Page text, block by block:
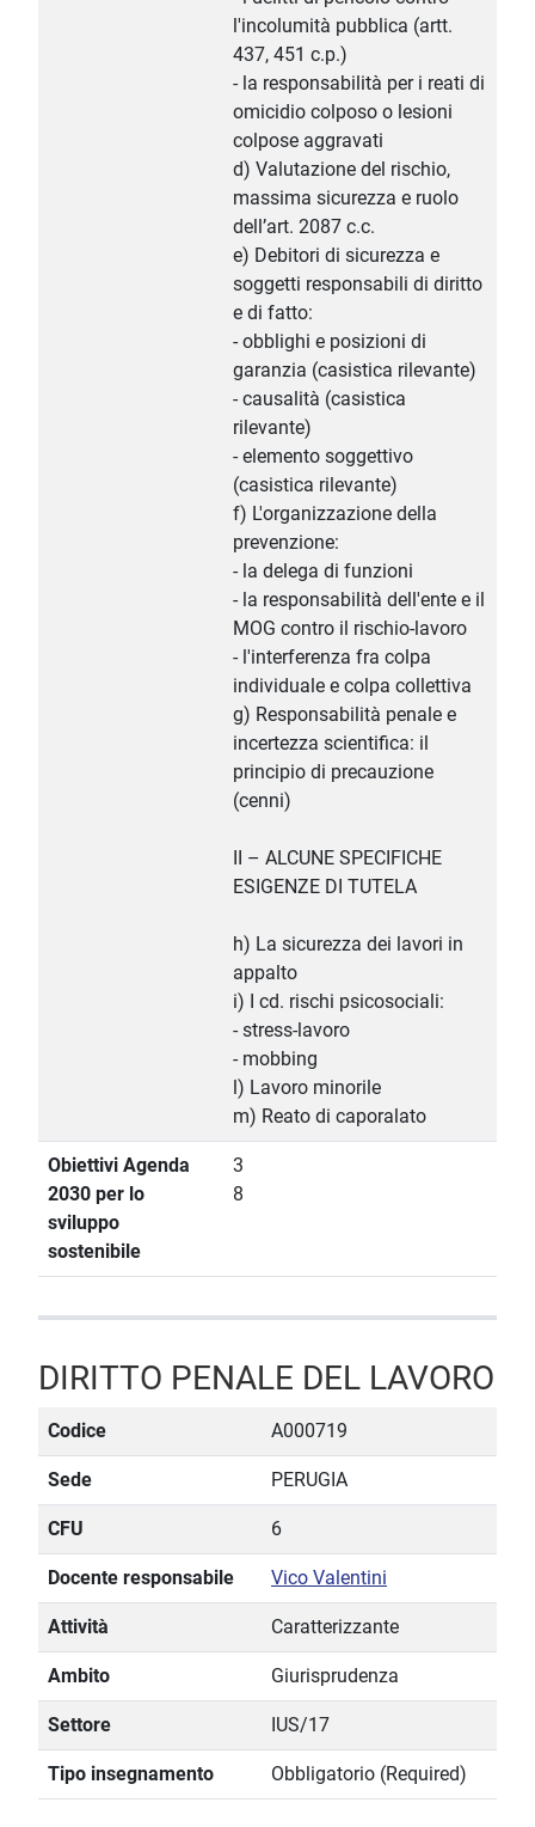
l'incolumità pubblica (artt.
437, 451 c.p.)
- la responsabilità per i reati di
omicidio colposo o lesioni
colpose aggravati
d) Valutazione del rischio,
massima sicurezza e ruolo
dell’art. 2087 c.c.
e) Debitori di sicurezza e
soggetti responsabili di diritto
e di fatto:
- obblighi e posizioni di
garanzia (casistica rilevante)
- causalità (casistica
rilevante)
- elemento soggettivo
(casistica rilevante)
f) L'organizzazione della
prevenzione:
- la delega di funzioni
- la responsabilità dell'ente e il
MOG contro il rischio-lavoro
- l'interferenza fra colpa
individuale e colpa collettiva
g) Responsabilità penale e
incertezza scientifica: il
principio di precauzione
(cenni)
II – ALCUNE SPECIFICHE
ESIGENZE DI TUTELA
h) La sicurezza dei lavori in
appalto
i) I cd. rischi psicosociali:
- stress-lavoro
- mobbing
l) Lavoro minorile
m) Reato di caporalato
Obiettivi Agenda
2030 per lo
sviluppo
sostenibile
3
8
DIRITTO PENALE DEL LAVORO
Codice A000719
Sede PERUGIA
CFU 6
Docente responsabile Vico Valentini
Attività Caratterizzante
Ambito Giurisprudenza
Settore IUS/17
Tipo insegnamento Obbligatorio (Required)